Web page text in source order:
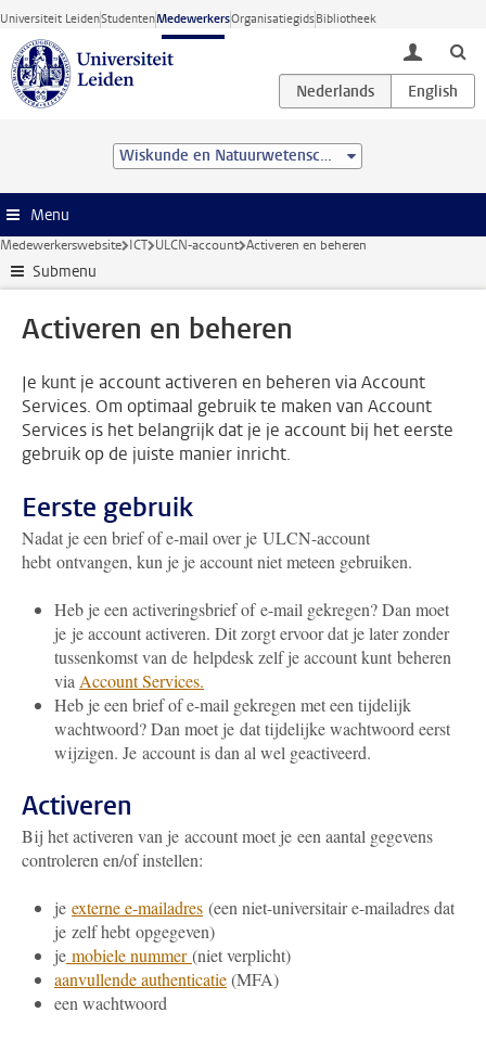
Ga direct naar de inhoud
Universiteit LeidenStudentenMedewerkersOrganisatiegidsBibliotheek
toggle
Wiskunde en Natuurwetenschappen
Menu
Medewerkerswebsite ICT ULCN-account Activeren en beheren
Submenu
Activeren en beheren
Je kunt je account activeren en beheren via Account
Services. Om optimaal gebruik te maken van Account
Services is het belangrijk dat je je account bij het eerste
gebruik op de juiste manier inricht.
Eerste gebruik
Nadat je een brief of e-mail over je ULCN-account
hebt ontvangen, kun je je account niet meteen gebruiken.
Heb je een activeringsbrief of e-mail gekregen? Dan moet
je je account activeren. Dit zorgt ervoor dat je later zonder
tussenkomst van de helpdesk zelf je account kunt beheren
via Account Services.
Heb je een brief of e-mail gekregen met een tijdelijk
wachtwoord? Dan moet je dat tijdelijke wachtwoord eerst
wijzigen. Je account is dan al wel geactiveerd.
Activeren
Bij het activeren van je account moet je een aantal gegevens
controleren en/of instellen:
je externe e-mailadres (een niet-universitair e-mailadres dat
je zelf hebt opgegeven)
je mobiele nummer(niet verplicht)
aanvullende authenticatie(MFA)
een wachtwoord